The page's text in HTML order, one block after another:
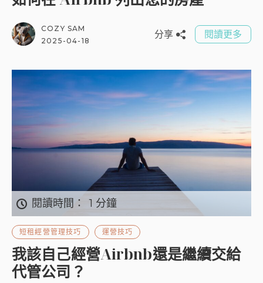
COZY SAM
2025-04-18
分享 閱讀更多
閱讀時間： 1 分鐘
短租經營管理技巧 運營技巧
我該自己經營Airbnb還是繼續交給
代管公司？